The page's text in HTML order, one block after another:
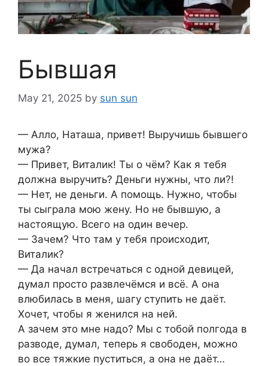
Бывшая
May 21, 2025 by sun sun
— Алло, Наташа, привет! Выручишь бывшего
мужа?
— Привет, Виталик! Ты о чём? Как я тебя
должна выручить? Деньги нужны, что ли?!
— Нет, не деньги. А помощь. Нужно, чтобы
ты сыграла мою жену. Но не бывшую, а
настоящую. Всего на один вечер.
— Зачем? Что там у тебя происходит,
Виталик?
— Да начал встречаться с одной девицей,
думал просто развлечёмся и всё. А она
влюбилась в меня, шагу ступить не даёт.
Хочет, чтобы я женился на ней.
А зачем это мне надо? Мы с тобой полгода в
разводе, думал, теперь я свободен, можно
во все тяжкие пуститься, а она не даёт…